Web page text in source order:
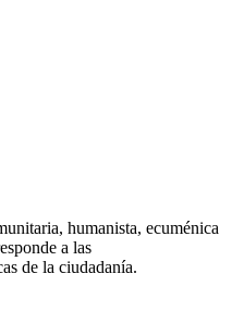
humanista, ecuménica
a las
de la ciudadanía.